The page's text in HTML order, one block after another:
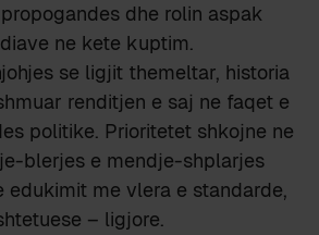
dhe rolin aspak
ne kete kuptim.
se ligjit themeltar, historia
renditjen e saj ne faqet e
politike. Prioritetet shkojne ne
blerjes e mendje-shplarjes
edukimit me vlera e standarde,
– ligjore.